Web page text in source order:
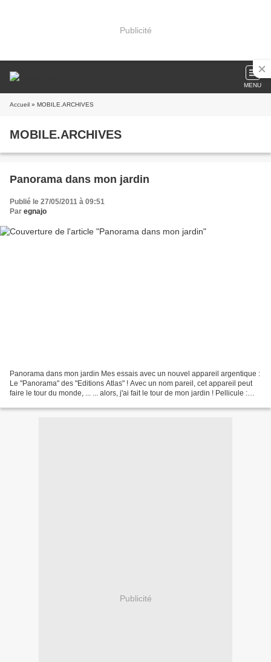
Publicité
MENU
Accueil » MOBILE.ARCHIVES
MOBILE.ARCHIVES
Panorama dans mon jardin
Publié le 27/05/2011 à 09:51
Par egnajo
Panorama dans mon jardin Mes essais avec un nouvel appareil argentique :
Le "Panorama" des "Editions Atlas" ! Avec un nom pareil, cet appareil peut
faire le tour du monde, ... ... alors, j'ai fait le tour de mon jardin ! Pellicule :
Publicité